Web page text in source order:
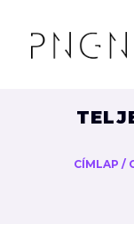
CÍMLAP /